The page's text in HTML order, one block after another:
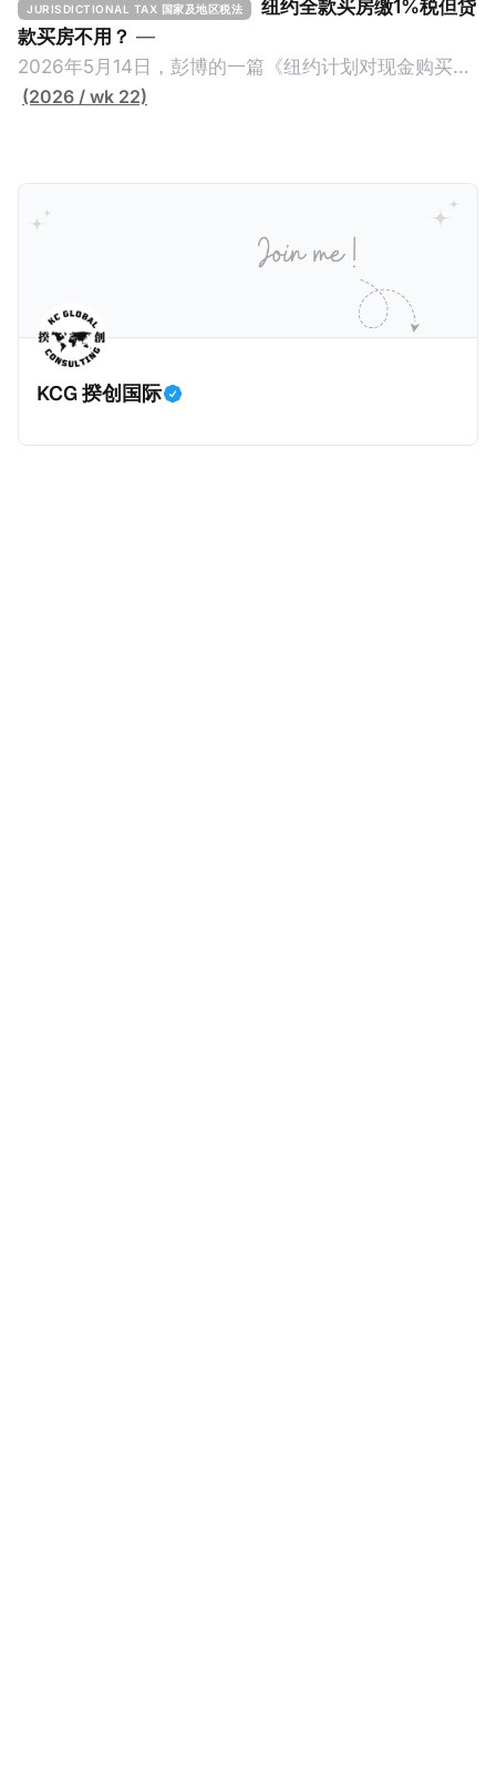
JURISDICTIONAL TAX 国家及地区税法
纽约全款买房缴1%税但贷
款买房不用？ —
2026年5月14日，彭博的一篇《纽约计划对现金购买的
100万美元以上房产征税》（New York Plans Tax on
元且全款购房征收新税，而且未来扩展至纽约州所有售
价超过100万美元的现金购房，包括郊区和北部地区的
房产。新税将为购房价格的1%，由买方支付。纽约市的
这项税收预计就能筹集1.6亿美元，用于填补该市的预算
缺口。 根据非营利组织纽约市社区中心汇编的数据，
2025年上半年纽约市近1.8万笔交易中，全款交易占了
60%以上。报告发现，在曼哈顿，2025年1月至6月期
间，超过300万美元的房产交易中，90%都是全款交易
(2026 / wk 22)
KCG 揆创国际